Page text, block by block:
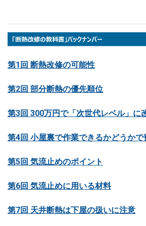
第1回 断熱改修の可能性
第2回 部分断熱の優先順位
第3回 300万円で「次世代レベル」に
第4回 小屋裏で作業できるかどうかで
第5回 気流止めのポイント
第6回 気流止めに用いる材料
第7回 天井断熱は下屋の扱いに注意